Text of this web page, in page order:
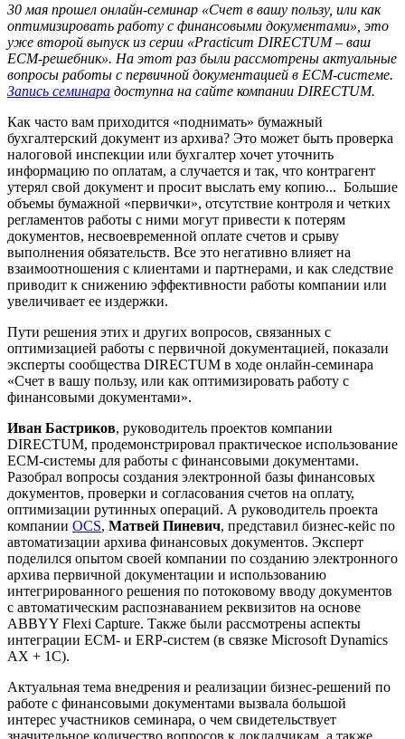
30 мая прошел онлайн-семинар «Счет в вашу пользу, или как
оптимизировать работу с финансовыми документами», это
уже второй выпуск из серии «Practicum DIRECTUM – ваш
ECM-решебник». На этот раз были рассмотрены актуальные
вопросы работы с первичной документацией в ECM-системе.
Запись семинара доступна на сайте компании DIRECTUM.
Как часто вам приходится «поднимать» бумажный
бухгалтерский документ из архива? Это может быть проверка
налоговой инспекции или бухгалтер хочет уточнить
информацию по оплатам, а случается и так, что контрагент
утерял свой документ и просит выслать ему копию... Большие
объемы бумажной «первички», отсутствие контроля и четких
регламентов работы с ними могут привести к потерям
документов, несвоевременной оплате счетов и срыву
выполнения обязательств. Все это негативно влияет на
взаимоотношения с клиентами и партнерами, и как следствие
приводит к снижению эффективности работы компании или
увеличивает ее издержки.
Пути решения этих и других вопросов, связанных с
оптимизацией работы с первичной документацией, показали
эксперты сообщества DIRECTUM в ходе онлайн-семинара
«Счет в вашу пользу, или как оптимизировать работу с
финансовыми документами».
Иван Бастриков, руководитель проектов компании
DIRECTUM, продемонстрировал практическое использование
ECM-системы для работы с финансовыми документами.
Разобрал вопросы создания электронной базы финансовых
документов, проверки и согласования счетов на оплату,
оптимизации рутинных операций. А руководитель проекта
компании OCS, Матвей Пиневич, представил бизнес-кейс по
автоматизации архива финансовых документов. Эксперт
поделился опытом своей компании по созданию электронного
архива первичной документации и использованию
интегрированного решения по потоковому вводу документов
с автоматическим распознаванием реквизитов на основе
ABBYY Flexi Capture. Также были рассмотрены аспекты
интеграции ECM- и ERP-систем (в связке Microsoft Dynamics
AX + 1С).
Актуальная тема внедрения и реализации бизнес-решений по
работе с финансовыми документами вызвала большой
интерес участников семинара, о чем свидетельствует
значительное количество вопросов к докладчикам, а также